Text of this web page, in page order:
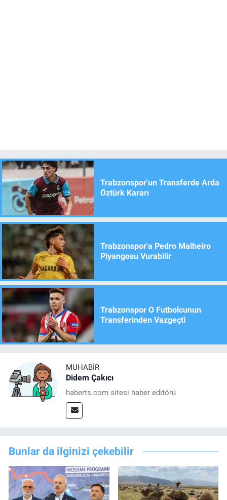
Trabzonspor'un Transferde Arda
Öztürk Kararı
Trabzonspor'a Pedro Malheiro
Piyangosu Vurabilir
Trabzonspor O Futbolcunun
Transferinden Vazgeçti
MUHABIR
Didem Çakıcı
haberts.com sitesi haber editörü
Bunlar da ilginizi çekebilir